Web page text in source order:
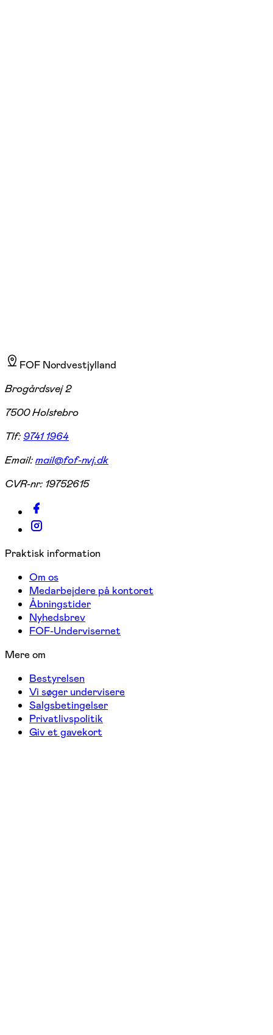
FOF Nordvestjylland
Brogårdsvej 2
7500 Holstebro
Tlf:9741 1964
Email:mail@fof-nvj.dk
CVR-nr: 19752615
Praktisk information
Om os
Medarbejdere på kontoret
Åbningstider
Nyhedsbrev
FOF-Undervisernet
Mere om
Bestyrelsen
Vi søger undervisere
Salgsbetingelser
Privatlivspolitik
Giv et gavekort